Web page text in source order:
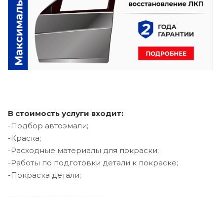
В стоимость услуги входит:
-Подбор автоэмали;
-Краска;
-Расходные материалы для покраски;
-Работы по подготовки детали к покраске;
-Покраска детали;